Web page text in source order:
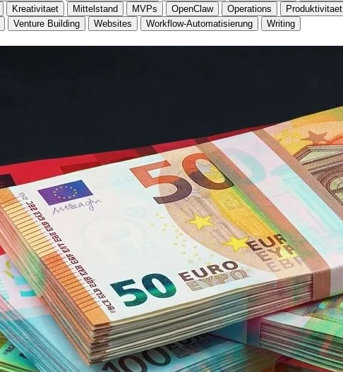
Kreativitaet Mittelstand MVPs OpenClaw Operations Produktivitaet
Venture Building Websites Workflow-Automatisierung
Writing